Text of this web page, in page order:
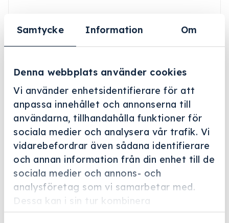
Samtycke Information Om
Denna webbplats använder cookies
Vi använder enhetsidentifierare för att
anpassa innehållet och annonserna till
användarna, tillhandahålla funktioner för
sociala medier och analysera vår trafik. Vi
vidarebefordrar även sådana identifierare
och annan information från din enhet till de
sociala medier och annons- och
analysföretag som vi samarbetar med.
Dessa kan i sin tur kombinera
informationen med annan information som
Helskärm
Miele Professional
APST 000
Artikelnummer: 11401510
Vattenrengöringssystem Plug & Pure för